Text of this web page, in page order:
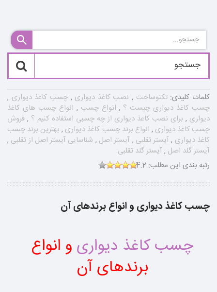
کلمات کلیدی:تکنوساخت , نصب کاغذ دیواری ,چسب کاغذ دیواری ,
چسب کاغذ دیواری چیست ؟ , انواع چسب , انواع چسب های کاغذ
دیواری , برای نصب کاعذ دیواری از چه چسبی استفاده کنیم ؟ , فروش
چسب کاغذ دیواری , انواع برند چسب کاغذ دیواری , بهترین برند چسب
کاغذ دیواری , آیستر تقلبی , آیستر اصل , شناسایی آیستر اصل از تقلبی ,
آیستر گلد اصل , آیستر گلد تقلبی
رتبه بندی این مطلب: 4.2
چسب کاغذ دیواری و انواع برندهای آن
چسب کاغذ دیواری و انواع
برندهای آن